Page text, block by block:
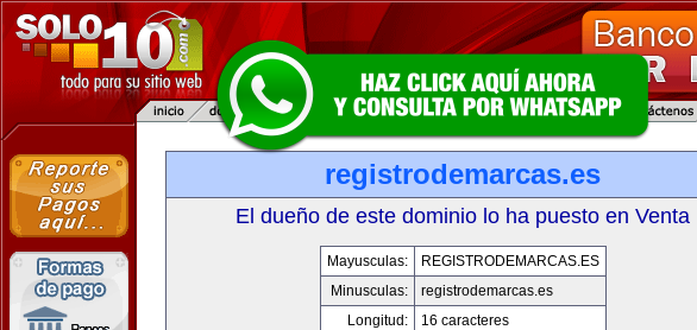
registrodemarcas.es
El dueño de este dominio lo ha puesto en Venta
Mayusculas:
REGISTRODEMARCAS.ES
Minusculas:
registrodemarcas.es
Longitud:
16 caracteres